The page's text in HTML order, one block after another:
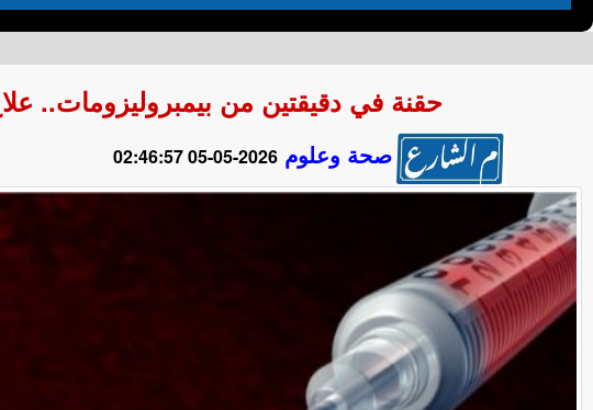
حقنة في دقيقتين من بيمبروليزومات..
صحة وعلوم 2026-05-05 02:46:57